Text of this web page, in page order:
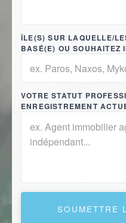
ÎLE(S) SUR LAQUELLE/
BASÉ(E) OU SOUHAITEZ
VOTRE STATUT
ENREGISTREMENT
SOUMETTRE